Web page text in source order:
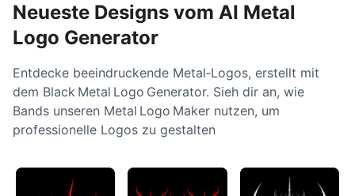
Neueste Designs vom AI Metal
Logo Generator
Entdecke beeindruckende Metal‑Logos, erstellt mit
dem Black Metal Logo Generator. Sieh dir an, wie
Bands unseren Metal Logo Maker nutzen, um
professionelle Logos zu gestalten